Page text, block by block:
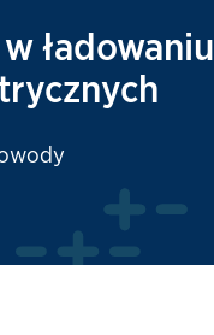
ładowaniu